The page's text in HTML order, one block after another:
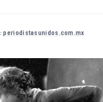
periodistasunidos.com.mx